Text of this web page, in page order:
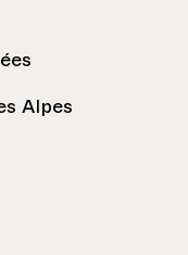
Alpes